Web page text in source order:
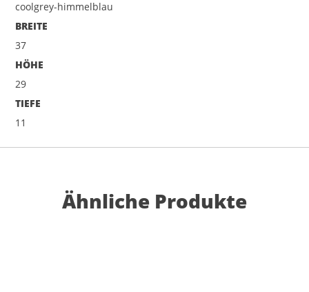
coolgrey-himmelblau
BREITE
37
HÖHE
29
TIEFE
11
Ähnliche Produkte